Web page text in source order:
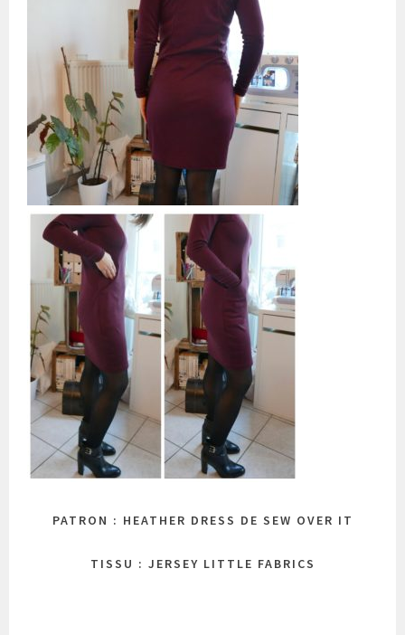
PATRON : HEATHER DRESS DE SEW OVER IT
TISSU : JERSEY LITTLE FABRICS